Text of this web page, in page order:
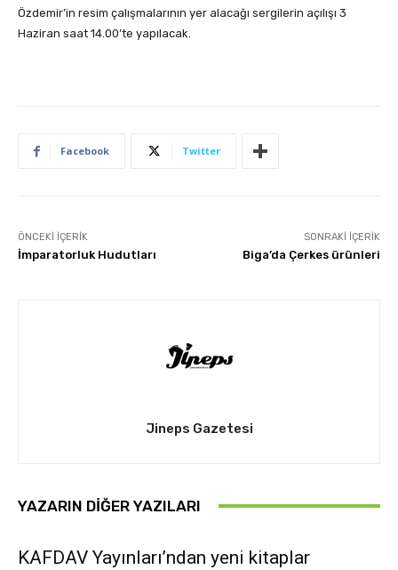
Özdemir’in resim çalışmalarının yer alacağı sergilerin açılışı 3
Haziran saat 14.00’te yapılacak.
Facebook Twitter
ÖNCEKI İÇERIK
İmparatorluk Hudutları
SONRAKI İÇERIK
Biga’da Çerkes ürünleri
Jineps Gazetesi
YAZARIN DIĞER YAZILARI
KAFDAV Yayınları’ndan yeni kitaplar